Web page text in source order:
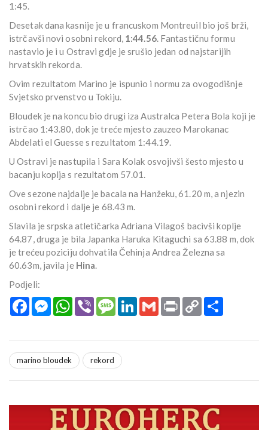
1:45.
Desetak dana kasnije je u francuskom Montreuil bio još brži,
istrčavši novi osobni rekord, 1:44.56. Fantastičnu formu
nastavio je i u Ostravi gdje je srušio jedan od najstarijih
hrvatskih rekorda.
Ovim rezultatom Marino je ispunio i normu za ovogodišnje
Svjetsko prvenstvo u Tokiju.
Bloudek je na koncu bio drugi iza Australca Petera Bola koji je
istrčao 1:43.80, dok je treće mjesto zauzeo Marokanac
Abdelati el Guesse s rezultatom 1:44.19.
U Ostravi je nastupila i Sara Kolak osvojivši šesto mjesto u
bacanju koplja s rezultatom 57.01.
Ove sezone najdalje je bacala na Hanžeku, 61.20 m, a njezin
osobni rekord i dalje je 68.43 m.
Slavila je srpska atletičarka Adriana Vilagoš bacivši koplje
64.87, druga je bila Japanka Haruka Kitaguchi sa 63.88 m, dok
je trećeu poziciju dohvatila Čehinja Andrea Železna sa
60.63m, javila je Hina.
Podjeli:
FacebookMessengerWhatsApp
Viber MessageLinkedInGmail Print Copy
Link
marino bloudek rekord